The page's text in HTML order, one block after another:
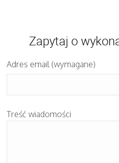
Zapytaj o
Adres email (wymagane)
Treść wiadomości